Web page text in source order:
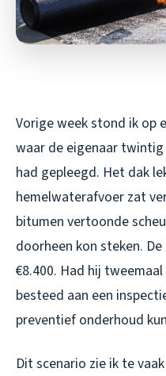
Vorige week stond ik op
waar de eigenaar
had gepleegd. Het dak
hemelwaterafvoer zat
bitumen vertoonde
doorheen kon steken.
€8.400. Had hij
besteed aan een
preventief onderhoud
Dit scenario zie ik te